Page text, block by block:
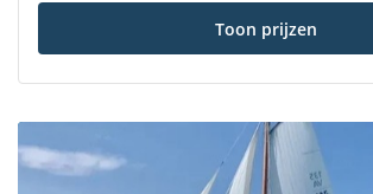
Toon prijzen